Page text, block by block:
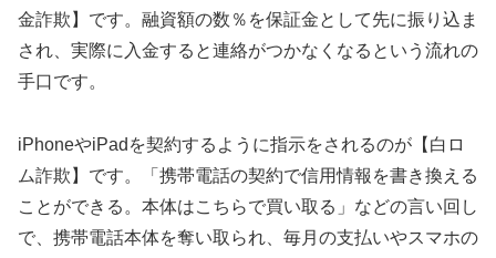
金詐欺】です。融資額の数％を保証金として先に振り込ま
され、実際に入金すると連絡がつかなくなるという流れの
手口です。
iPhoneやiPadを契約するように指示をされるのが【白ロ
ム詐欺】です。「携帯電話の契約で信用情報を書き換える
ことができる。本体はこちらで買い取る」などの言い回し
で、携帯電話本体を奪い取られ、毎月の支払いやスマホの